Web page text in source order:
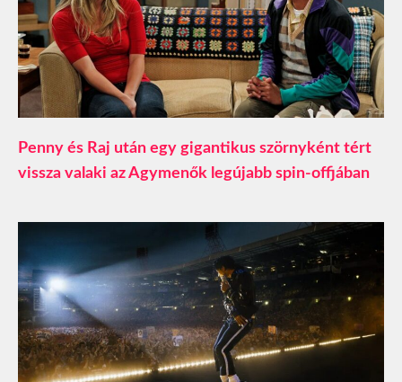
Penny és Raj után egy gigantikus szörnyként tért
vissza valaki az Agymenők legújabb spin-offjában